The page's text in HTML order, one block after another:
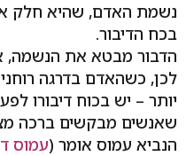
נשמת האדם, שהיא חלק
בכח הדיבור.
הדבור מבטא את הנשמה,
לכן, כשהאדם בדרגה
יותר – יש בכוח דיבורו
שאנשים מבקשים ברכה
הנביא עמוס אומר (עמוס